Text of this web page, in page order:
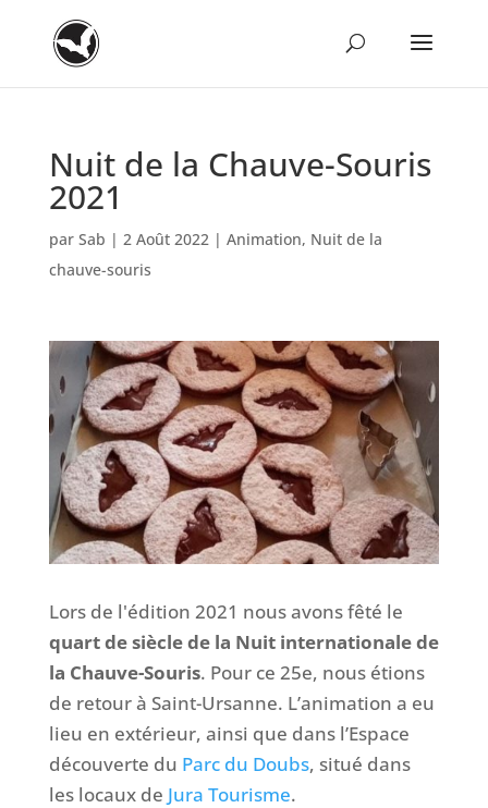
Nuit de la Chauve-Souris
2021
par Sab | 2 Août 2022| Animation, Nuit de la
chauve-souris
Lors de l'édition 2021 nous avons fêté le
quart de siècle de la Nuit internationale de
la Chauve-Souris. Pour ce 25e, nous étions
de retour à Saint-Ursanne. L’animation a eu
lieu en extérieur, ainsi que dans l’Espace
découverte du Parc du Doubs, situé dans
les locaux de Jura Tourisme.